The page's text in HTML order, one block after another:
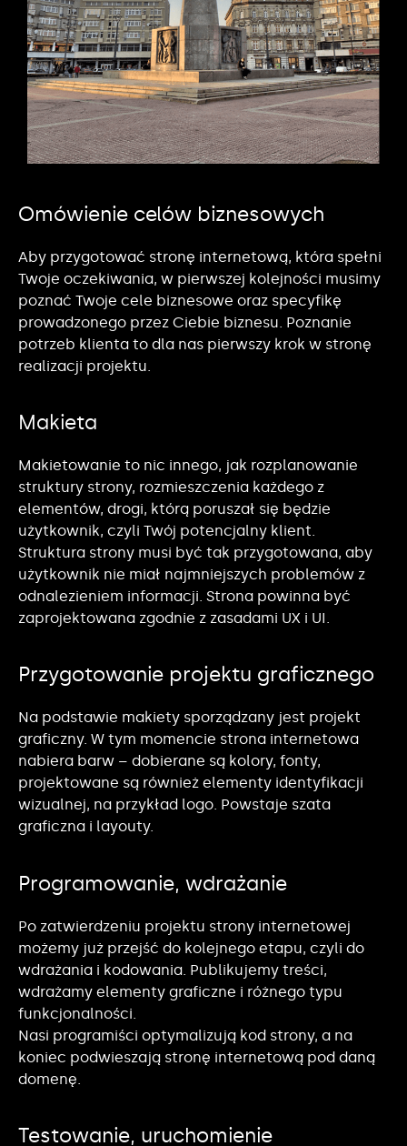
Omówienie celów biznesowych
Aby przygotować stronę internetową, która spełni
Twoje oczekiwania, w pierwszej kolejności musimy
poznać Twoje cele biznesowe oraz specyfikę
prowadzonego przez Ciebie biznesu. Poznanie
potrzeb klienta to dla nas pierwszy krok w stronę
realizacji projektu.
Makieta
Makietowanie to nic innego, jak rozplanowanie
struktury strony, rozmieszczenia każdego z
elementów, drogi, którą poruszał się będzie
użytkownik, czyli Twój potencjalny klient.
Struktura strony musi być tak przygotowana, aby
użytkownik nie miał najmniejszych problemów z
odnalezieniem informacji. Strona powinna być
zaprojektowana zgodnie z zasadami UX i UI.
Przygotowanie projektu graficznego
Na podstawie makiety sporządzany jest projekt
graficzny. W tym momencie strona internetowa
nabiera barw – dobierane są kolory, fonty,
projektowane są również elementy identyfikacji
wizualnej, na przykład logo. Powstaje szata
graficzna i layouty.
Programowanie, wdrażanie
Po zatwierdzeniu projektu strony internetowej
możemy już przejść do kolejnego etapu, czyli do
wdrażania i kodowania. Publikujemy treści,
wdrażamy elementy graficzne i różnego typu
funkcjonalności.
Nasi programiści optymalizują kod strony, a na
koniec podwieszają stronę internetową pod daną
domenę.
Testowanie, uruchomienie